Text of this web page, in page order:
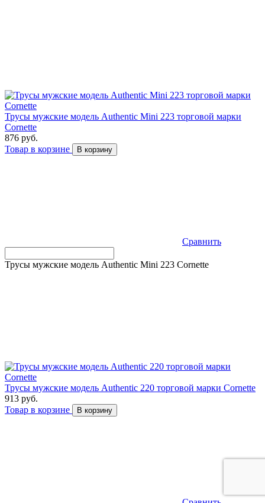
Трусы мужские модель Authentic Mini 223 торговой марки
Cornette
876 руб.
Товар в корзине
В корзину
Сравнить
Трусы мужские модель Authentic Mini 223 Cornette
Трусы мужские модель Authentic 220 торговой марки Cornette
913 руб.
Товар в корзине
В корзину